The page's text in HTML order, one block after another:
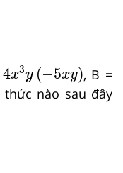
4x3y (−5xy)
4 x3 − 5x , B =
thức nào sau đây